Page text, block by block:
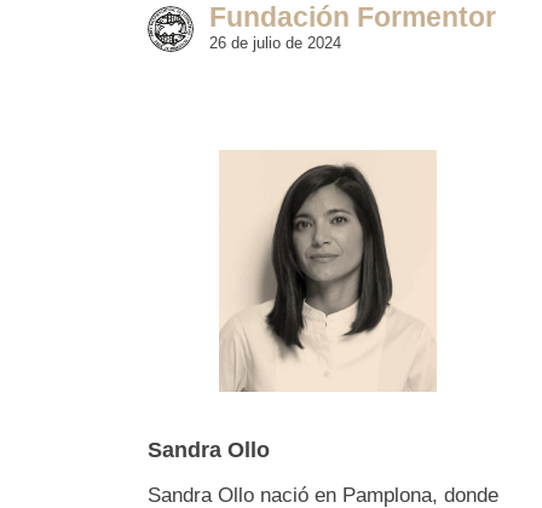
Fundación Formentor
26 de julio de 2024
Sandra Ollo
Sandra Ollo nació en Pamplona, donde